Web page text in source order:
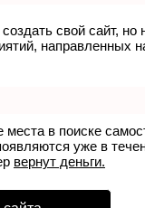
свой сайт,
направленных
в поиске
уже в
вернут деньги.